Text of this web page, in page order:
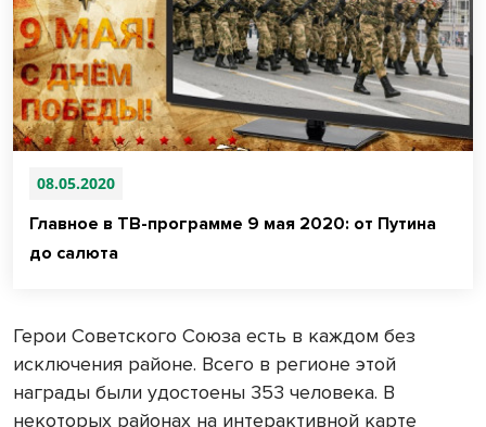
08.05.2020
Главное в ТВ-программе 9 мая 2020: от Путина
до салюта
Герои Советского Союза есть в каждом без
исключения районе. Всего в регионе этой
награды были удостоены 353 человека. В
некоторых районах на интерактивной карте